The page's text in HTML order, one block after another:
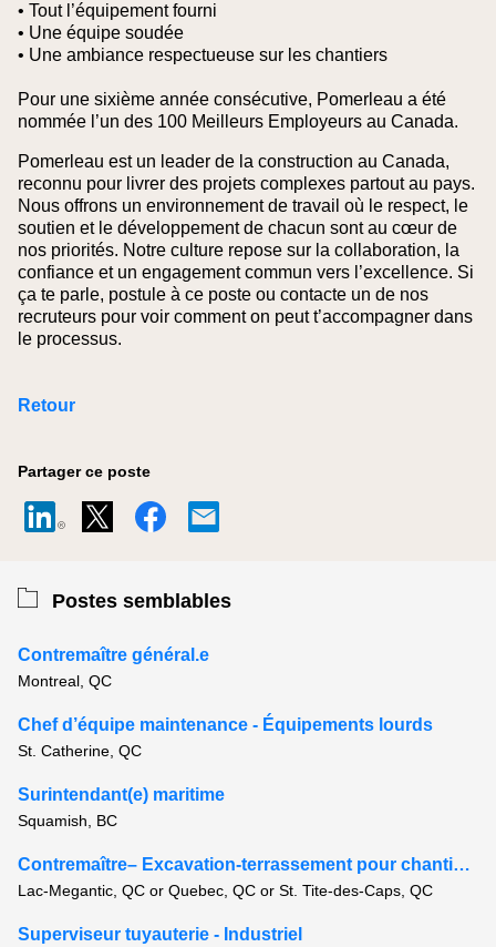
• Tout l’équipement fourni
• Une équipe soudée
• Une ambiance respectueuse sur les chantiers
Pour une sixième année consécutive, Pomerleau a été
nommée l’un des 100 Meilleurs Employeurs au Canada.
Pomerleau est un leader de la construction au Canada,
reconnu pour livrer des projets complexes partout au pays.
Nous offrons un environnement de travail où le respect, le
soutien et le développement de chacun sont au cœur de
nos priorités. Notre culture repose sur la collaboration, la
confiance et un engagement commun vers l’excellence. Si
ça te parle, postule à ce poste ou contacte un de nos
recruteurs pour voir comment on peut t’accompagner dans
le processus.
Retour
Partager ce poste
Postes semblables
Contremaître général.e
Montreal, QC
Chef d’équipe maintenance - Équipements lourds
St. Catherine, QC
Surintendant(e) maritime
Squamish, BC
Contremaître– Excavation-terrassement pour chantiers éoliens
Lac-Megantic, QC or Quebec, QC or St. Tite-des-Caps, QC
Superviseur tuyauterie - Industriel